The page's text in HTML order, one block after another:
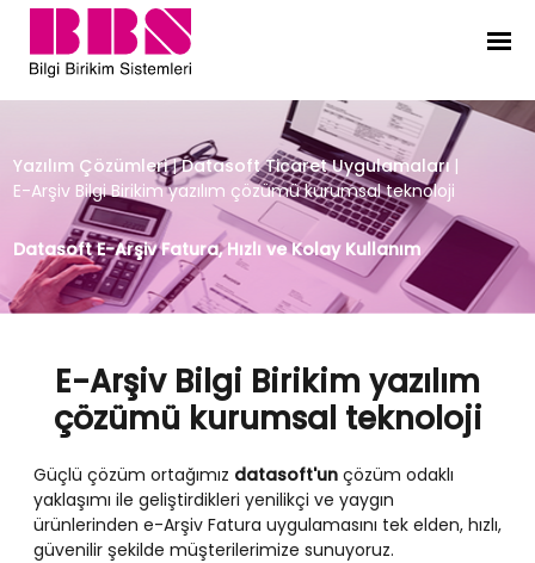
E-Arşiv Bilgi Birikim yazılım
Yazılım Çözümleri | Datasoft Ticaret Uygulamaları |
E-Arşiv Bilgi Birikim yazılım çözümü kurumsal teknoloji
Datasoft E-Arşiv Fatura, Hızlı ve Kolay Kullanım
E-Arşiv Bilgi Birikim yazılım
çözümü kurumsal teknoloji
Güçlü çözüm ortağımız datasoft'un çözüm odaklı
yaklaşımı ile geliştirdikleri yenilikçi ve yaygın
ürünlerinden e-Arşiv Fatura uygulamasını tek elden, hızlı,
güvenilir şekilde müşterilerimize sunuyoruz.